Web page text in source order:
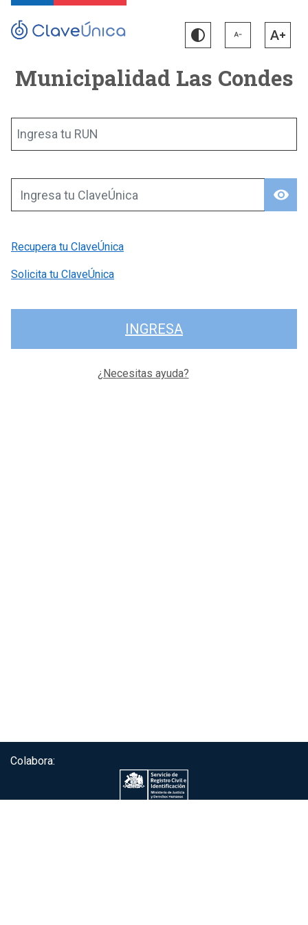
Municipalidad Las Condes
Ingresa tu RUN
visibility
Ingresa tu ClaveÚnica
Recupera tu ClaveÚnica
Solicita tu ClaveÚnica
INGRESA
¿Necesitas ayuda?
Colabora: